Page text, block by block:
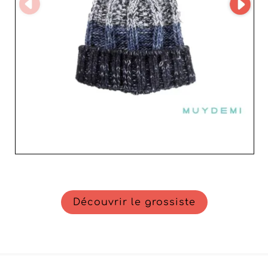
offrant à ses partenaires les clés du succès sur un
marché concurrentiel. Avec XACOTEX S.L., enrichissez
votre inventaire de produits séduisants et diversifiés, et
positionnez votre boutique comme une référence
incontournable pour vos clients exigeants.
Découvrir le grossiste